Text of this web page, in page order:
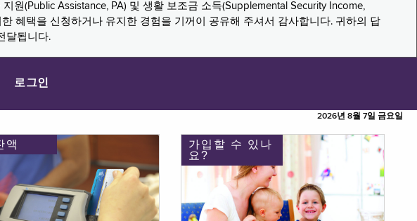
(Public Assistance, PA) 및 생활 보조금 소득(Supplemental Security Income,
혜택을 신청하거나 유지한 경험을 기꺼이 공유해 주셔서 감사합니다. 귀하의 답
달됩니다.
로그인
2026년 8월 7일 금요일
액
가입할 수 있나
요?